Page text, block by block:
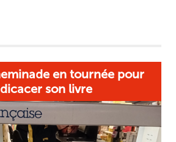
en tournée pour
son livre